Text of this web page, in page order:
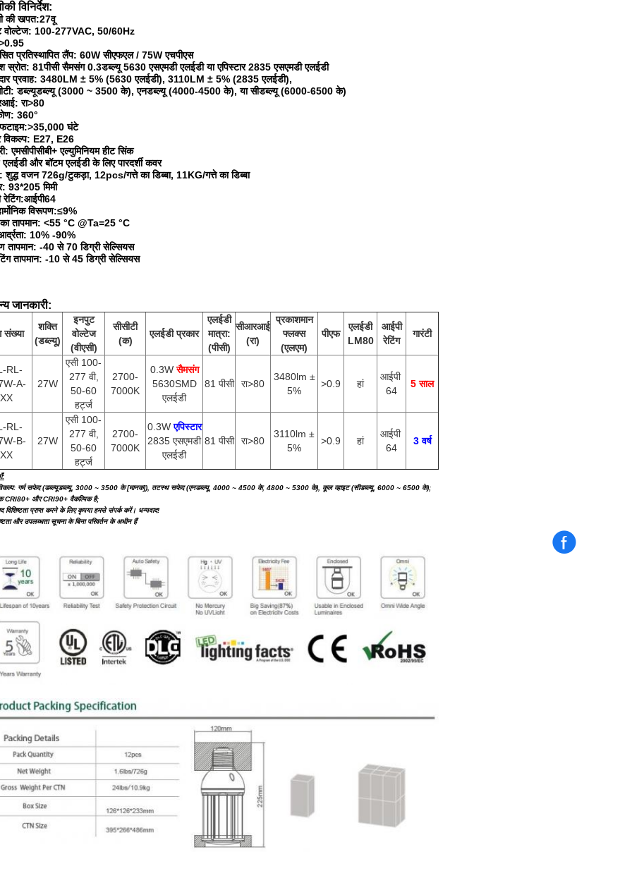
विनिर्देश:
की खपत:27वू
वोल्टेज: 100-277VAC, 50/60Hz
प्रतिस्थापित लैंप: 60W सीएफएल / 75W एचपीएस
स्रोत: 81पीसी सैमसंग 0.3डब्ल्यू 5630 एसएमडी एलईडी या एपिस्टार 2835 एसएमडी एलईडी
प्रवाह: 3480LM ± 5% (5630 एलईडी), 3110LM ± 5% (2835 एलईडी),
डब्ल्यूडब्ल्यू (3000 ~ 3500 के), एनडब्ल्यू (4000-4500 के), या सीडब्ल्यू (6000-6500 के)
रा>80
360°
घंटे
विकल्प: E27, E26
एमसीपीसीबी+ एल्युमिनियम हीट सिंक
और बॉटम एलईडी के लिए पारदर्शी कवर
शुद्ध वजन 726g/टुकड़ा, 12pcs/गत्ते का डिब्बा, 11KG/गत्ते का डिब्बा
93*205 मिमी
​​रेटिंग:आईपी64
विरूपण:≤9%
का तापमान: <55 °C @Ta=25 °C
10% -90%
तापमान: -40 से 70 डिग्री सेल्सियस
तापमान: -10 से 45 डिग्री सेल्सियस
जानकारी:
संख्या
शक्ति
(डब्ल्यू)
इनपुट
वोल्टेज
(वीएसी)
सीसीटी
(क)
एलईडी प्रकार
एलईडी
मात्रा:
(पीसी)
सीआरआई
(रा)
प्रकाशमान
फ्लक्स
(एलएम)
पीएफ
एलईडी
LM80
आईपी
रेटिंग
गारंटी
RL-
A-
XX
27W
एसी 100-
277 वी,
50-60
हर्ट्ज
2700-
7000K
0.3Wसैमसंग
5630SMD
एलईडी
81 पीसी रा>80
3480lm ±
5%
>0.9 हां
आईपी ​​
64
5 साल
RL-
B-
XX
27W
एसी 100-
277 वी,
50-60
हर्ट्ज
2700-
7000K
0.3Wएपिस्टार
2835 एसएमडी
एलईडी
81 पीसी रा>80
3110lm ±
5%
>0.9 हां
आईपी ​​
64
3 वर्ष
गर्म सफेद (डब्ल्यूडब्ल्यू, 3000 ~ 3500 के [मानक]), तटस्थ सफेद (एनडब्ल्यू, 4000 ~ 4500 के, 4800 ~ 5300 के), कूल व्हाइट (सीडब्ल्यू, 6000 ~ 6500 के);
CRI80+ और CRI90+ वैकल्पिक है;
विशिष्टता प्राप्त करने के लिए कृपया हमसे संपर्क करें। धन्यवाद!
और उपलब्धता सूचना के बिना परिवर्तन के अधीन हैं